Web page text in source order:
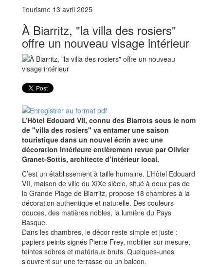
Tourisme 13 avril 2025
À Biarritz, "la villa des rosiers"
offre un nouveau visage intérieur
L’Hôtel Edouard VII, connu des Biarrots sous le nom
de "villa des rosiers" va entamer une saison
touristique dans un nouvel écrin avec une
décoration intérieure entièrement revue par Olivier
Granet-Sottis, architecte d’intérieur local.
C’est un établissement à taille humaine. L’Hôtel Edouard
VII, maison de ville du XIXe siècle, situé à deux pas de
la Grande Plage de Biarritz, propose 18 chambres à la
décoration authentique et naturelle. Des couleurs
douces, des matières nobles, la lumière du Pays
Basque.
Dans les chambres, le décor reste simple et juste :
papiers peints signés Pierre Frey, mobilier sur mesure,
teintes sobres et matériaux bruts. Quelques-unes
s’ouvrent sur une terrasse ou un balcon.